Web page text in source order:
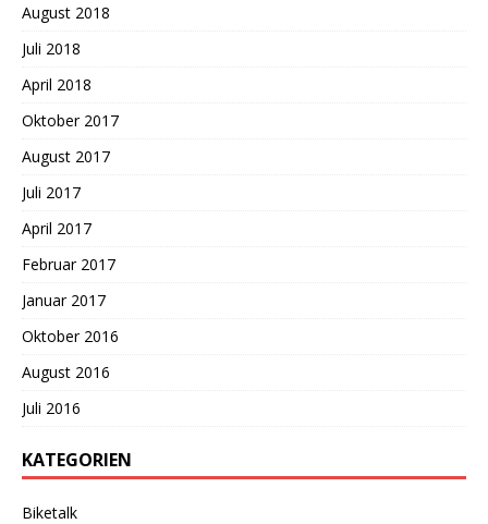
August 2018
Juli 2018
April 2018
Oktober 2017
August 2017
Juli 2017
April 2017
Februar 2017
Januar 2017
Oktober 2016
August 2016
Juli 2016
KATEGORIEN
Biketalk